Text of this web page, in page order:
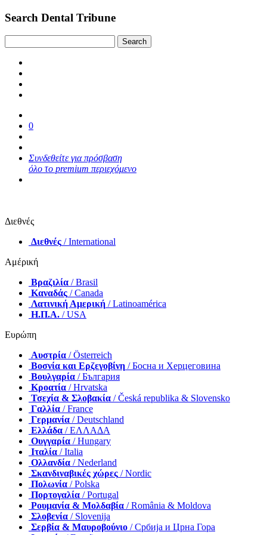
Search Dental Tribune
0
Συνδεθείτε για πρόσβαση
όλο το premium περιεχόμενο
Διεθνές
Διεθνές / International
Αμέρική
Βραζιλία / Brasil
Καναδάς / Canada
Λατινική Αμερική / Latinoamérica
Η.Π.Α. / USA
Ευρώπη
Αυστρία / Österreich
Βοσνία και Ερζεγοβίνη / Босна и Херцеговина
Βουλγαρία / България
Κροατία / Hrvatska
Τσεχία & Σλοβακία / Česká republika & Slovensko
Γαλλία / France
Γερμανία / Deutschland
Ελλάδα / ΕΛΛΑΔΑ
Ουγγαρία / Hungary
Ιταλία / Italia
Ολλανδία / Nederland
Σκανδιναβικές χώρες / Nordic
Πολωνία / Polska
Πορτογαλία / Portugal
Ρουμανία & Μολδαβία / România & Moldova
Σλοβενία / Slovenija
Σερβία & Μαυροβούνιο / Србија и Црна Гора